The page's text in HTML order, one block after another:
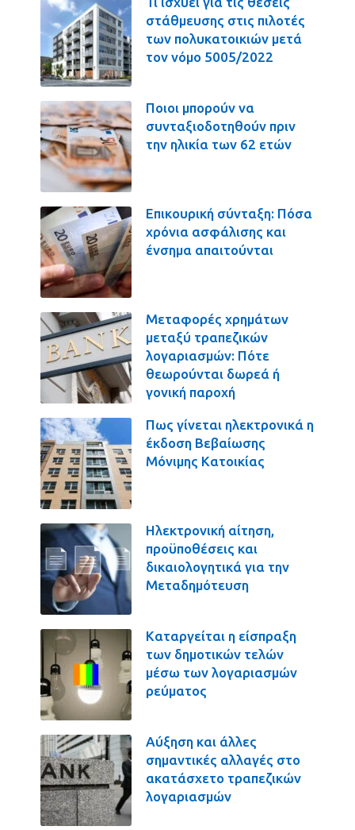
στάθμευσης στις πιλοτές
των πολυκατοικιών μετά
τον νόμο 5005/2022
Ποιοι μπορούν να
συνταξιοδοτηθούν πριν
την ηλικία των 62 ετών
Επικουρική σύνταξη: Πόσα
χρόνια ασφάλισης και
ένσημα απαιτούνται
Μεταφορές χρημάτων
μεταξύ τραπεζικών
λογαριασμών: Πότε
θεωρούνται δωρεά ή
γονική παροχή
Πως γίνεται ηλεκτρονικά η
έκδοση Βεβαίωσης
Μόνιμης Κατοικίας
Ηλεκτρονική αίτηση,
προϋποθέσεις και
δικαιολογητικά για την
Μεταδημότευση
Καταργείται η είσπραξη
των δημοτικών τελών
μέσω των λογαριασμών
ρεύματος
Αύξηση και άλλες
σημαντικές αλλαγές στο
ακατάσχετο τραπεζικών
λογαριασμών